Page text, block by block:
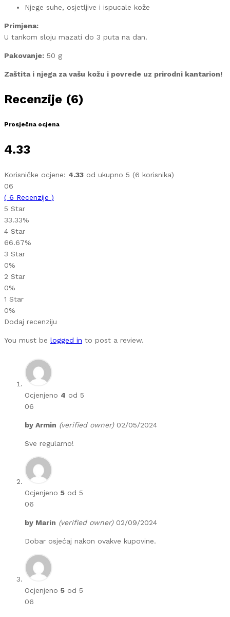
Njege suhe, osjetljive i ispucale kože
Primjena:
U tankom sloju mazati do 3 puta na dan.
Pakovanje: 50 g
Zaštita i njega za vašu kožu i povrede uz prirodni kantarion!
Recenzije (6)
Prosječna ocjena
4.33
Korisničke ocjene: 4.33 od ukupno 5 (6 korisnika)
06
( 6 Recenzije )
5 Star
33.33%
4 Star
66.67%
3 Star
0%
2 Star
0%
1 Star
0%
Dodaj recenziju
You must be logged in to post a review.
Ocjenjeno 4 od 5
06
by Armin (verified owner) 02/05/2024
Sve regularno!
Ocjenjeno 5 od 5
06
by Marin (verified owner) 02/09/2024
Dobar osjećaj nakon ovakve kupovine.
Ocjenjeno 5 od 5
06